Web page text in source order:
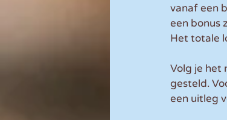
vanaf een
een bonus
Het totale
Volg je het
gesteld.
een uitleg